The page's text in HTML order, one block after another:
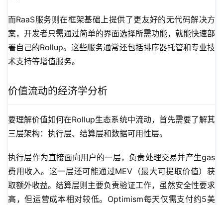
而RaaS服务则在框架基础上提供了更友好的无代码解决方
案，开发者只需通过简单的界面选择所需功能，就能快速部
署自己的Rollup。这些服务通常还包括排序器托管和专业技
术支持等增值服务。
价值流动的经济学分析
要理解价值如何在Rollup生态系统中流动，首先需要了解其
三层架构：执行层、结算层和数据可用性层。
执行层作为直接面向用户的一层，负责处理交易并产生gas
费用收入。这一层还可能通过MEV（最大可提取价值）获
取额外收益。结算层则主要负责验证工作，虽然安全性要求
高，但运营成本相对较低。Optimism每天仅需支付约5美